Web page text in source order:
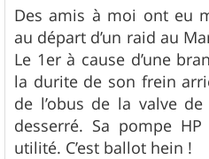
Des amis à moi ont eu
au départ d’un raid au
Le 1er à cause d’une
la durite de son frein
de l’obus de la valve
desserré. Sa pompe
utilité. C’est ballot hein !